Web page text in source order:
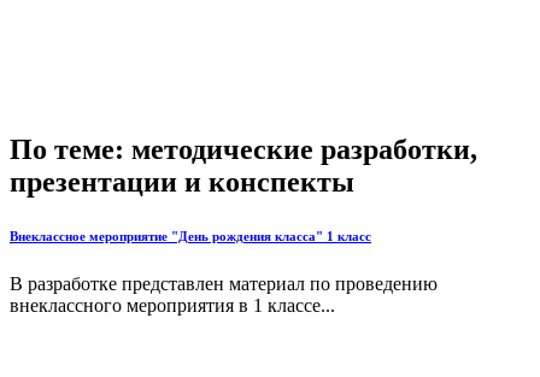
По теме: методические разработки,
презентации и конспекты
Внеклассное мероприятие "День рождения класса" 1 класс
В разработке представлен материал по проведению
внеклассного мероприятия в 1 классе...